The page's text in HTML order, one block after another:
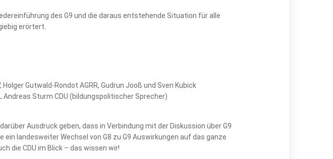
des G9 und die daraus entstehende Situation für alle
erörtert.
Gutwald-Rondot AGRR, Gudrun Jooß und Sven Kubick
Andreas Sturm CDU (bildungspolitischer Sprecher)
Ausdruck geben, dass in Verbindung mit der Diskussion über G9
landesweiter Wechsel von G8 zu G9 Auswirkungen auf das ganze
die CDU im Blick – das wissen wir!